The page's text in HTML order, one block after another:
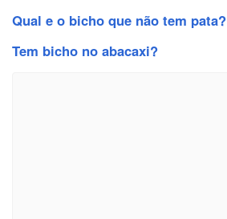
Qual e o bicho que não tem pata?
Tem bicho no abacaxi?